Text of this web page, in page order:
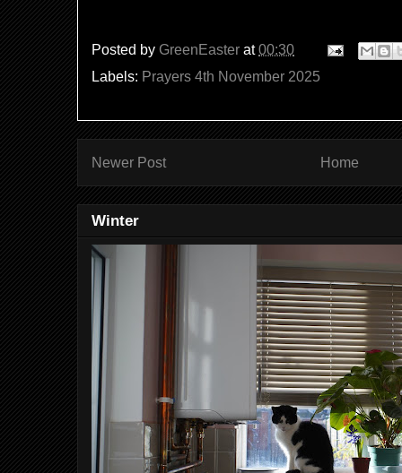
Posted by GreenEaster at00:30
Labels: Prayers 4th November 2025
Newer Post Home
Winter